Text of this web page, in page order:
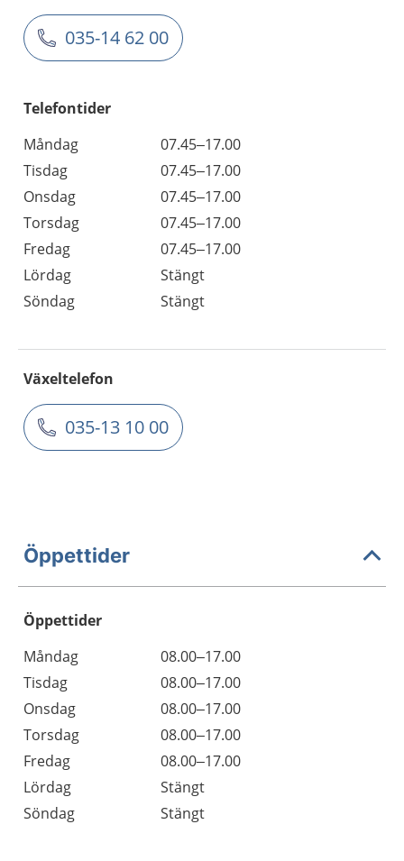
035-14 62 00
Telefontider
Måndag
07.45–17.00
Tisdag
07.45–17.00
Onsdag
07.45–17.00
Torsdag
07.45–17.00
Fredag
07.45–17.00
Lördag
Stängt
Söndag
Stängt
Växeltelefon
035-13 10 00
Öppettider
Öppettider
Dag
Öppettider
Kommentarer
Måndag
08.00–17.00
Tisdag
08.00–17.00
Onsdag
08.00–17.00
Torsdag
08.00–17.00
Fredag
08.00–17.00
Lördag
Stängt
Söndag
Stängt